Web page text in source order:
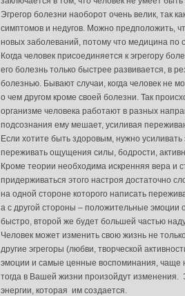
Эгрегор болезни наоборот очень велик, так
симптомов и недугов. Можно предположить,
новых заболеваний, потому что медицина по
Когда человек присоединяется к эгрегору
его болезнь только быстрее развивается, в
болезнью. Бывают случаи, когда человек не
о чем другом кроме своей болезни. Так
организме человека работают в разных
подсознания ему мешает, усиливая
Если хотите быть здоровым, нужно
переживать ощущения силы, бодрости,
Кроме теории необходима искренняя вера и
придерживаться этого настроя достаточно
на одной стороне которого написать
а с другой стороны – положительные эмоции
быстро, второй же будет большей частью
Человек может изменить свою жизнь не
другие эгрегоры (любви, творческой
эмоции и самые ценные воспоминания, чаще
тогда в Вашей жизни произойдут изменения.
энергии, которая им создается.